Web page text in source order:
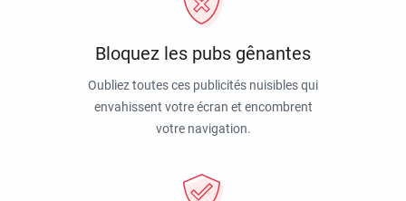
Bloquez les pubs gênantes
Oubliez toutes ces publicités nuisibles qui
envahissent votre écran et encombrent
votre navigation.